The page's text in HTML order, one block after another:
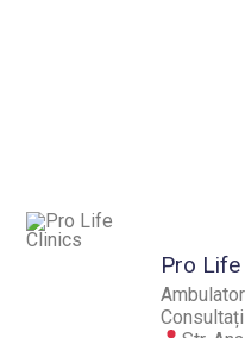
Pro Life